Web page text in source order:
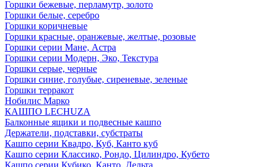
Горшки бежевые, перламутр, золото
Горшки белые, серебро
Горшки коричневые
Горшки красные, оранжевые, желтые, розовые
Горшки серии Мане, Астра
Горшки серии Модерн, Эко, Текстура
Горшки серые, черные
Горшки синие, голубые, сиреневые, зеленые
Горшки терракот
Нобилис Марко
КАШПО LECHUZA
Балконные ящики и подвесные кашпо
Держатели, подставки, субстраты
Кашпо серии Квадро, Куб, Канто куб
Кашпо серии Классико, Рондо, Цилиндро, Кубето
Кашпо серии Кубико, Канто, Дельта